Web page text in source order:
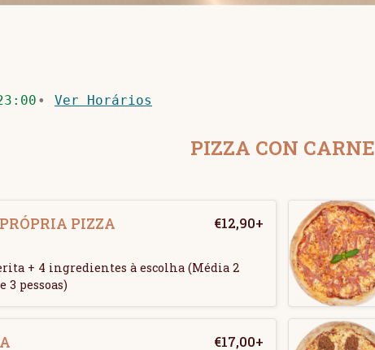
• Ver Horários
PIZZA CON CARNE
PIZZA €12,90+
+ 4 ingredientes à escolha (Média 2
3 pessoas)
€17,00+